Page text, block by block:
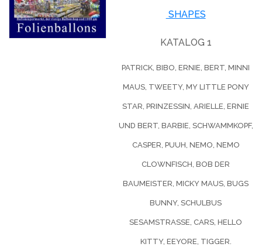
SHAPES
KATALOG 1
PATRICK, BIBO, ERNIE, BERT, MINNI
MAUS, TWEETY, MY LITTLE PONY
STAR, PRINZESSIN, ARIELLE, ERNIE
UND BERT, BARBIE, SCHWAMMKOPF,
CASPER, PUUH, NEMO, NEMO
CLOWNFISCH, BOB DER
BAUMEISTER, MICKY MAUS, BUGS
BUNNY, SCHULBUS
SESAMSTRASSE, CARS, HELLO K
ITTY, EEYORE, TIGGER.